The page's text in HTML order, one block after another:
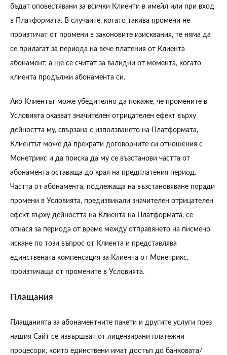
бъдат оповестявани за всички Клиенти в имейл или при вход
в Платформата. В случаите, когато такива промени не
произтичат от промени в законовите изисквания, те няма да
се прилагат за периода на вече платения от Клиента
абонамент, а ще се считат за валидни от момента, когато
клиента продължи абонамента си.
Ако Клиентът може убедително да покаже, че промените в
Условията оказват значителен отрицателен ефект върху
дейността му, свързана с използването на Платформата,
Клиентът може да прекрати договорните си отношения с
Монетрикс и да поиска да му се възстанови частта от
абонaмента оставаща до края на предплатения период.
Частта от абонамента, подлежаща на възстановяване поради
промени в Условията, предизвикали значителен отрицателен
ефект върху дейността на Клиента на Платформата, се
отнася за периода от време между отправянето на писмено
искане по този въпрос от Клиента и представлява
единствената компенсация за Клиента от Монетрикс,
произтичаща от промените в Условията.
Плащания
Плащанията за абонаментните пакети и другите услуги през
нашия Сайт се извършват от лицензирани платежни
процесори, които единствени имат достъп до банковата/